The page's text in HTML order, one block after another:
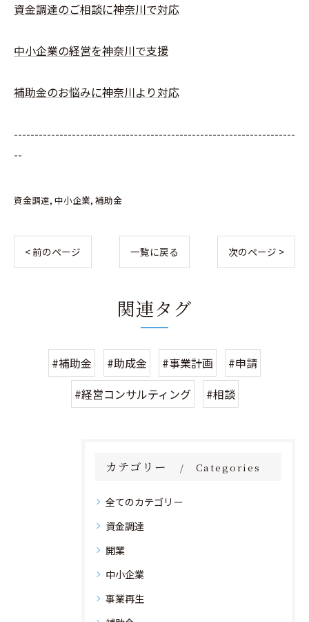
資金調達のご相談に神奈川で対応
中小企業の経営を神奈川で支援
補助金のお悩みに神奈川より対応
--------------------------------------------------------------------
--
資金調達 中小企業 補助金
< 前のページ 一覧に戻る 次のページ >
関連タグ
#補助金 #助成金 #事業計画
#申請
#経営コンサルティング
#相談
カテゴリー Categories
全てのカテゴリー
資金調達
開業
中小企業
事業再生